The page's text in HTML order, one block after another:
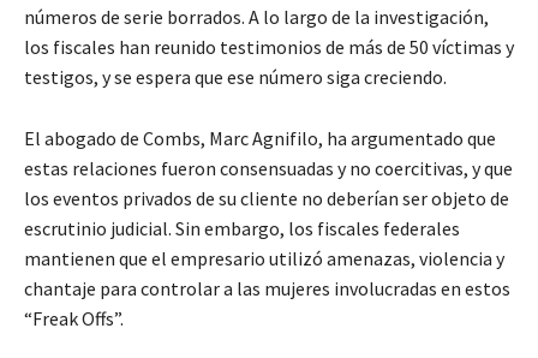
números de serie borrados. A lo largo de la investigación,
los fiscales han reunido testimonios de más de 50 víctimas y
testigos, y se espera que ese número siga creciendo.
El abogado de Combs, Marc Agnifilo, ha argumentado que
estas relaciones fueron consensuadas y no coercitivas, y que
los eventos privados de su cliente no deberían ser objeto de
escrutinio judicial. Sin embargo, los fiscales federales
mantienen que el empresario utilizó amenazas, violencia y
chantaje para controlar a las mujeres involucradas en estos
“Freak Offs”.